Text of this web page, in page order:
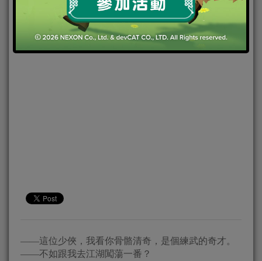
——這位少俠，我看你骨骼清奇，是個練武的奇才。
——不如跟我去江湖闖蕩一番？